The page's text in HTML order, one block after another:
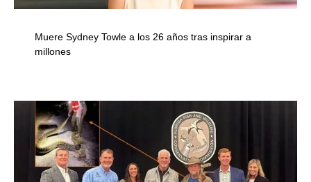
Muere Sydney Towle a los 26 años tras inspirar a
millones